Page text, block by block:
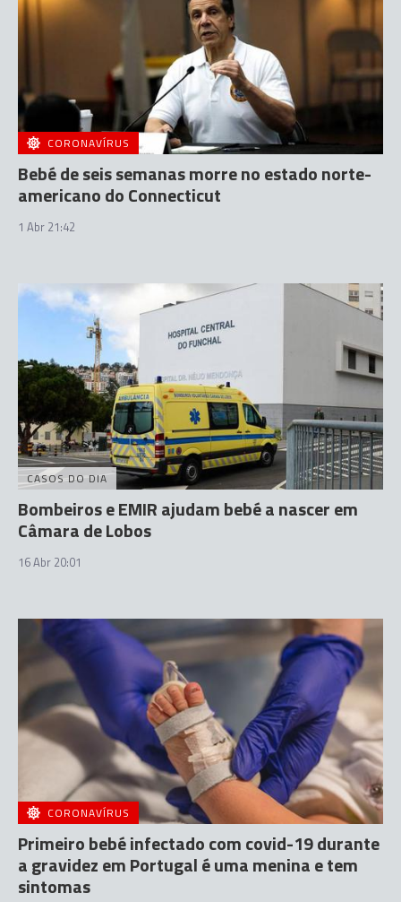
CORONAVÍRUS
Bebé de seis semanas morre no estado norte-
americano do Connecticut
1 Abr 21:42
CASOS DO DIA
Bombeiros e EMIR ajudam bebé a nascer em
Câmara de Lobos
16 Abr 20:01
CORONAVÍRUS
Primeiro bebé infectado com covid-19 durante
a gravidez em Portugal é uma menina e tem
sintomas